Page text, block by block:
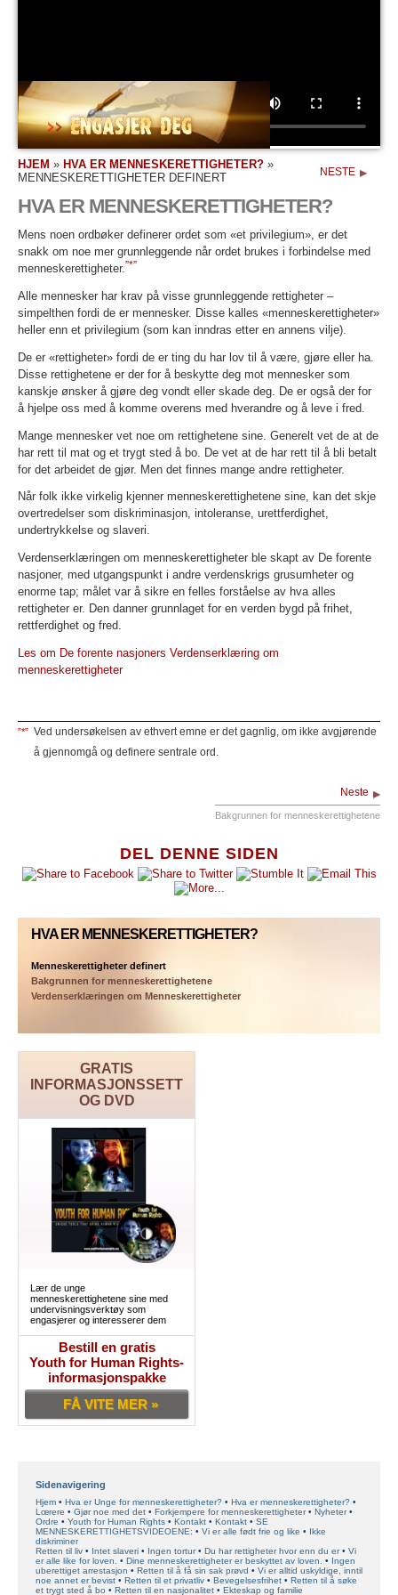
HJEM » HVA ER MENNESKERETTIGHETER? »
MENNESKERETTIGHETER DEFINERT
NESTE
DEL DENNE SIDEN
HVA ER MENNESKERETTIGHETER?
Menneskerettigheter definert
Bakgrunnen for menneskerettighetene
Verdenserklæringen om Menneskerettigheter
GRATIS
INFORMASJONSSETT
OG DVD
Lær de unge
menneskerettighetene sine med
undervisningsverktøy som
engasjerer og interesserer dem
Bestill en gratis
Youth for Human Rights-
informasjonspakke
FÅ VITE MER »
HVA ER MENNESKERETTIGHETER?
Mens noen ordbøker definerer ordet som «et privilegium», er det
snakk om noe mer grunnleggende når ordet brukes i forbindelse med
menneskerettigheter.”*”
Alle mennesker har krav på visse grunnleggende rettigheter –
simpelthen fordi de er mennesker. Disse kalles «menneskerettigheter»
heller enn et privilegium (som kan inndras etter en annens vilje).
De er «rettigheter» fordi de er ting du har lov til å være, gjøre eller ha.
Disse rettighetene er der for å beskytte deg mot mennesker som
kanskje ønsker å gjøre deg vondt eller skade deg. De er også der for
å hjelpe oss med å komme overens med hverandre og å leve i fred.
Mange mennesker vet noe om rettighetene sine. Generelt vet de at de
har rett til mat og et trygt sted å bo. De vet at de har rett til å bli betalt
for det arbeidet de gjør. Men det finnes mange andre rettigheter.
Når folk ikke virkelig kjenner menneskerettighetene sine, kan det skje
overtredelser som diskriminasjon, intoleranse, urettferdighet,
undertrykkelse og slaveri.
Verdenserklæringen om menneskerettigheter ble skapt av De forente
nasjoner, med utgangspunkt i andre verdenskrigs grusumheter og
enorme tap; målet var å sikre en felles forståelse av hva alles
rettigheter er. Den danner grunnlaget for en verden bygd på frihet,
rettferdighet og fred.
Les om De forente nasjoners Verdenserklæring om
menneskerettigheter
”*” Ved undersøkelsen av ethvert emne er det gagnlig, om ikke avgjørende
å gjennomgå og definere sentrale ord.
Neste
Bakgrunnen for menneskerettighetene
Sidenavigering
Hjem Hva er Unge for menneskerettigheter?
Hva er menneskerettigheter?
Lœrere
Gjør noe med det Forkjempere for menneskerettigheter
Nyheter
Ordre
Youth for Human Rights Kontakt Kontakt
SE
MENNESKERETTIGHETSVIDEOENE:
Vi er alle født frie og like
Ikke
diskriminer
Retten til liv
Intet slaveri Ingen tortur Du har rettigheter hvor enn du er
Vi
er alle like for loven.
Dine menneskerettigheter er beskyttet av loven.
Ingen
uberettiget arrestasjon
Retten til å få sin sak prøvd
Vi er alltid uskyldige, inntil
noe annet er bevist
Retten til et privatliv Bevegelsesfrihet
Retten til å søke
et trygt sted å bo
Retten til en nasjonalitet Ekteskap og familie